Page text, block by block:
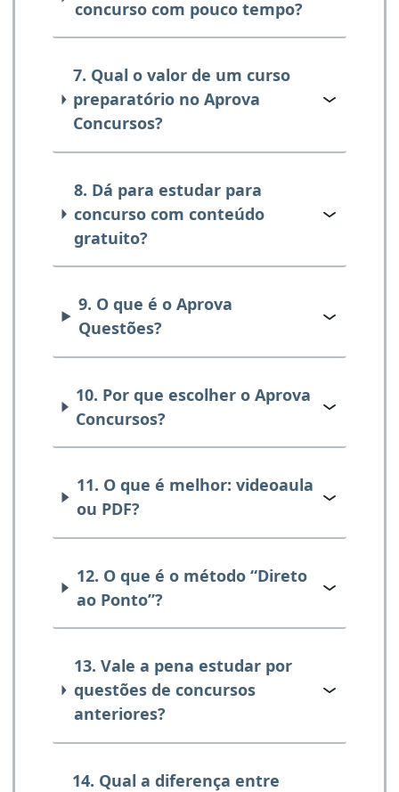
concurso com pouco tempo?
7. Qual o valor de um curso
preparatório no Aprova
Concursos?
8. Dá para estudar para
concurso com conteúdo
gratuito?
9. O que é o Aprova
Questões?
10. Por que escolher o Aprova
Concursos?
11. O que é melhor: videoaula
ou PDF?
12. O que é o método “Direto
ao Ponto”?
13. Vale a pena estudar por
questões de concursos
anteriores?
14. Qual a diferença entre